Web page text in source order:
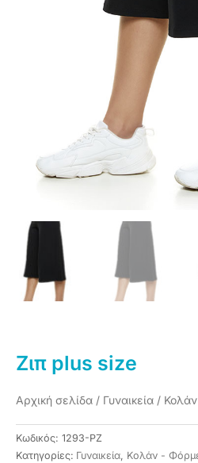
Ζιπ plus size
Αρχική σελίδα / Γυναικεία /
Κωδικός: 1293-PZ
Κατηγορίες: Γυναικεία, Κολάν -